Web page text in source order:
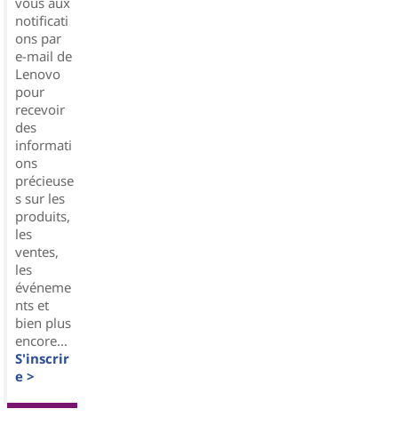
notificati
ons par
e-mail de
Lenovo
pour
recevoir
des
informati
ons
précieuse
s sur les
produits,
les
ventes,
les
événeme
nts et
bien plus
encore...
S'inscrir
e >